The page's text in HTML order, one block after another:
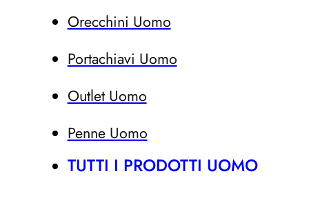
Orecchini Uomo
Portachiavi Uomo
Outlet Uomo
Penne Uomo
TUTTI I PRODOTTI UOMO